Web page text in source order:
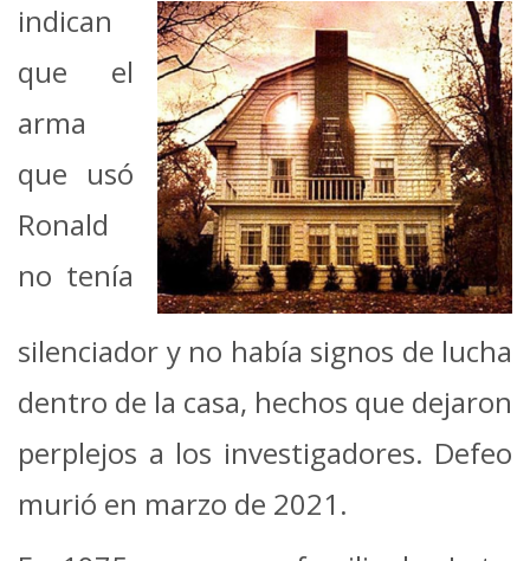
indican
que el
arma
que usó
Ronald
no tenía
silenciador y no había signos de lucha
dentro de la casa, hechos que dejaron
perplejos a los investigadores. Defeo
murió en marzo de 2021.